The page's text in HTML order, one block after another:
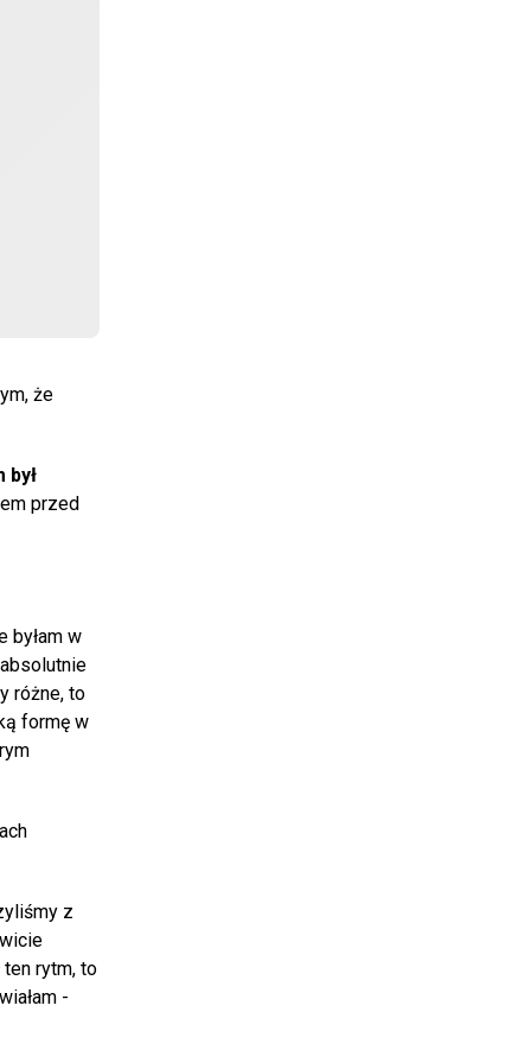
że
był
przed
byłam w
różne, to
formę w
z
ten rytm, to
-